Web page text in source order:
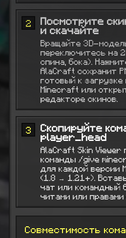
2 Посмотрите
и скачайте
Вращайте 3D-
переключитесь на
спина, бока).
AlaCraft сохранит
готовый к загрузке
Minecraft или
редакторе скинов.
3 Скопируйте
player_head
AlaCraft Skin Viewer
команды /give
для каждой версии
(1.8 → 1.21+).
чат или командный
читами или правами
Совместимость